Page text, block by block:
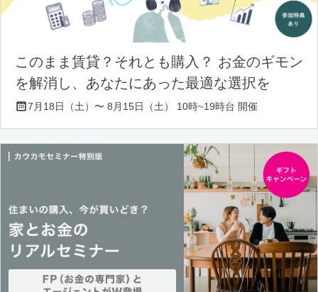
このまま賃貸？それとも購入？ お金のギモン
を解消し、あなたにあった最適な選択を
7月18日（土）〜 8月15日（土） 10時~19時台 開催